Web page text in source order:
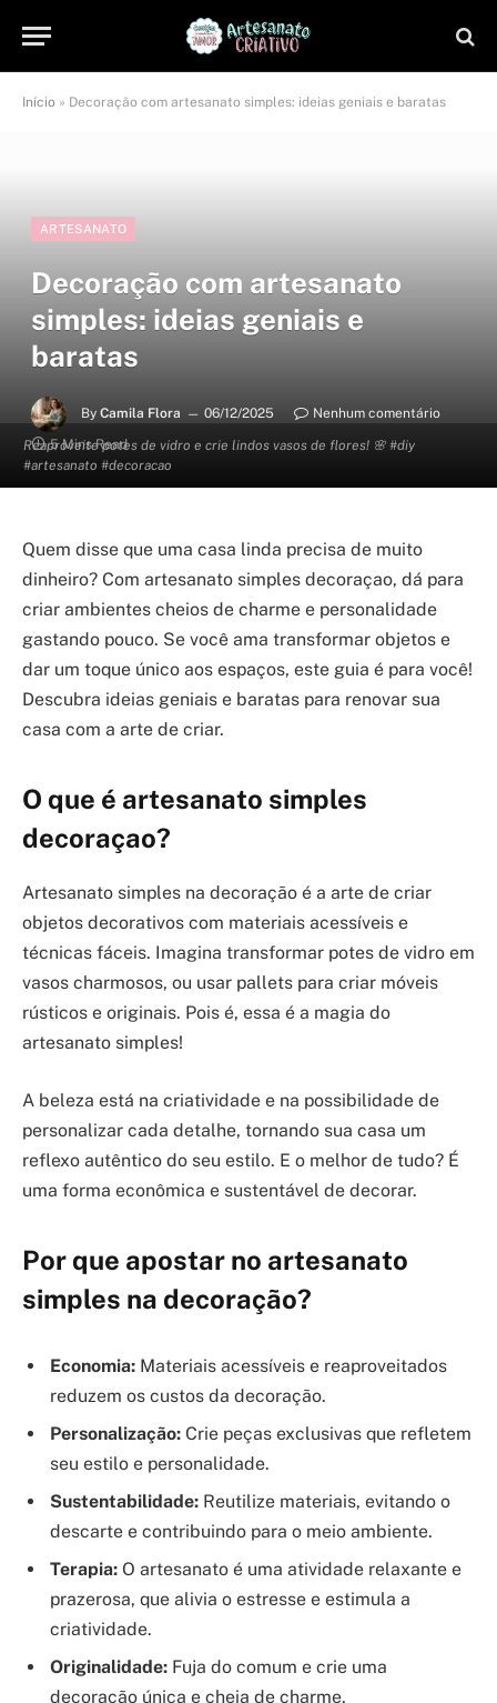
Início » Decoração com artesanato simples: ideias geniais e baratas
Reaproveite potes de vidro e crie lindos vasos de flores! 🌸 #diy
#artesanato #decoracao
ARTESANATO
Decoração com artesanato
simples: ideias geniais e
baratas
By Camila Flora 06/12/2025
Nenhum comentário
5 Mins Read
Quem disse que uma casa linda precisa de muito
dinheiro? Com artesanato simples decoraçao, dá para
criar ambientes cheios de charme e personalidade
gastando pouco. Se você ama transformar objetos e
dar um toque único aos espaços, este guia é para você!
Descubra ideias geniais e baratas para renovar sua
casa com a arte de criar.
O que é artesanato simples
decoraçao?
Artesanato simples na decoração é a arte de criar
objetos decorativos com materiais acessíveis e
técnicas fáceis. Imagina transformar potes de vidro em
vasos charmosos, ou usar pallets para criar móveis
rústicos e originais. Pois é, essa é a magia do
artesanato simples!
A beleza está na criatividade e na possibilidade de
personalizar cada detalhe, tornando sua casa um
reflexo autêntico do seu estilo. E o melhor de tudo? É
uma forma econômica e sustentável de decorar.
Por que apostar no artesanato
simples na decoração?
Economia: Materiais acessíveis e reaproveitados
reduzem os custos da decoração.
Personalização: Crie peças exclusivas que refletem
seu estilo e personalidade.
Sustentabilidade: Reutilize materiais, evitando o
descarte e contribuindo para o meio ambiente.
Terapia: O artesanato é uma atividade relaxante e
prazerosa, que alivia o estresse e estimula a
criatividade.
Originalidade: Fuja do comum e crie uma
decoração única e cheia de charme.